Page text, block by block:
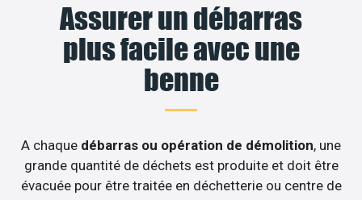
Assurer un débarras
plus facile avec une
benne
A chaque débarras ou opération de démolition, une
grande quantité de déchets est produite et doit être
évacuée pour être traitée en déchetterie ou centre de